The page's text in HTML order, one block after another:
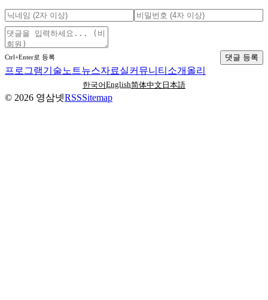
Ctrl+Enter로 등록 댓글 등록
프로그램기술노트뉴스자료실커뮤니티 소개 올리
한국어English简体中文 日本語
© 2026 영삼넷RSSSitemap